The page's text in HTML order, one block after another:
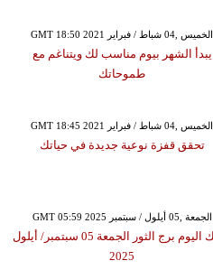
GMT 18:50 2021 الخميس ,04 شباط / فبراير
يبدأ الشهر بيوم مناسب لك ويتناغم مع
طموحاتك
GMT 18:45 2021 الخميس ,04 شباط / فبراير
تحقق قفزة نوعية جديدة في حياتك
GMT 05:59 2025 الجمعة ,05 أيلول / سبتمبر
حظك اليوم برج الثور الجمعة 05 سبتمبر/ أيلول
2025